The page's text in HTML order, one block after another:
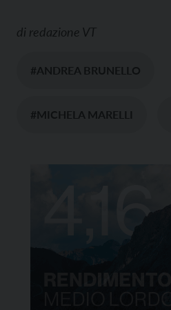
di redazione VT
#ANDREA BRUNELLO
#MICHELA MARELLI